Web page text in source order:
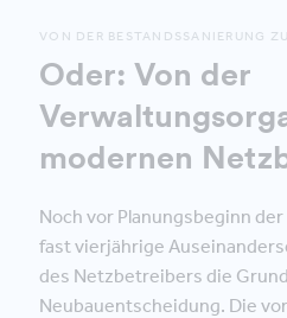
VON DER BESTANDSSANIERUNG
Oder: Von der
modernen
Noch vor Planungsbeginn
fast vierjährige
des Netzbetreibers die
Neubauentscheidung. Die